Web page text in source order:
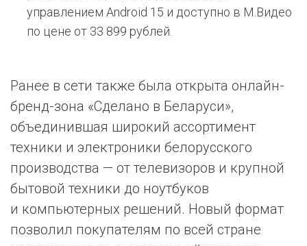
управлением Android 15 и доступно в М.Видео
по цене от 33 899 рублей.
Ранее в сети также была открыта онлайн-
бренд-зона «Сделано в Беларуси»,
объединившая широкий ассортимент
техники и электроники белорусского
производства — от телевизоров и крупной
бытовой техники до ноутбуков
и компьютерных решений. Новый формат
позволил покупателям по всей стране